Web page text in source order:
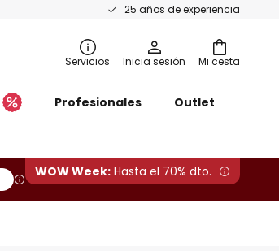
25 años de experiencia
Mi cesta
Servicios Inicia sesión
Profesionales Outlet
WOW Week: Hasta el 70% dto.